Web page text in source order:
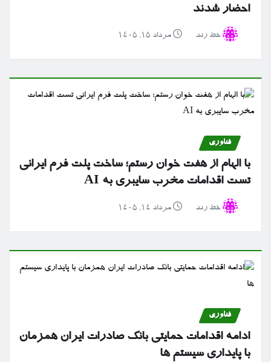
احضار شدند
خط رند مرداد ۱۵, ۱۴۰۵
فناوری
با الهام از هفت خوان رستم؛ ساخت پلت فرم ایرانی
تست اقدامات مخرب سایبری به AI
خط رند مرداد ۱۴, ۱۴۰۵
فناوری
ادامه اقدامات حمایتی بانک صادرات ایران همزمان
با پایداری سیستم ها